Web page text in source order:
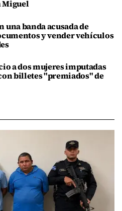
Miguel
una banda acusada de
y vender vehículos
a dos mujeres imputadas
billetes "premiados" de